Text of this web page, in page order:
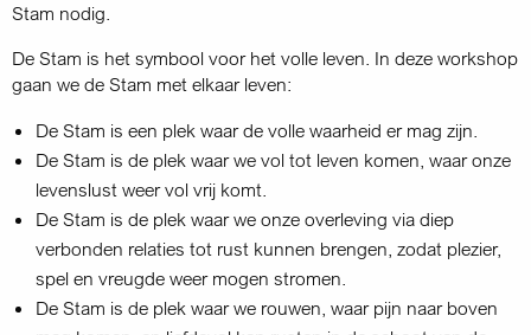
Stam nodig.
De Stam is het symbool voor het volle leven. In deze workshop
gaan we de Stam met elkaar leven:
De Stam is een plek waar de volle waarheid er mag zijn.
De Stam is de plek waar we vol tot leven komen, waar onze
levenslust weer vol vrij komt.
De Stam is de plek waar we onze overleving via diep
verbonden relaties tot rust kunnen brengen, zodat plezier,
spel en vreugde weer mogen stromen.
De Stam is de plek waar we rouwen, waar pijn naar boven